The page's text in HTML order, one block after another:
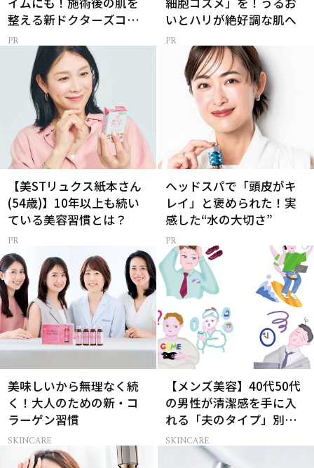
整える新ドクターズコス
メ
いとハリが絶好調な肌へ
【美STリュクス紙本さん
(54歳)】10年以上も続い
ている美容習慣とは？
ヘッドスパで「頭皮がキ
レイ」と褒められた！実
感した“水の大切さ”
美味しいから無理なく続
く！大人のための新・コ
ラーゲン習慣
SKINCARE
【メンズ美容】40代50代
の男性が清潔感を手に入
れる「夫のタイプ」別ス
キンケア術
SKINCARE